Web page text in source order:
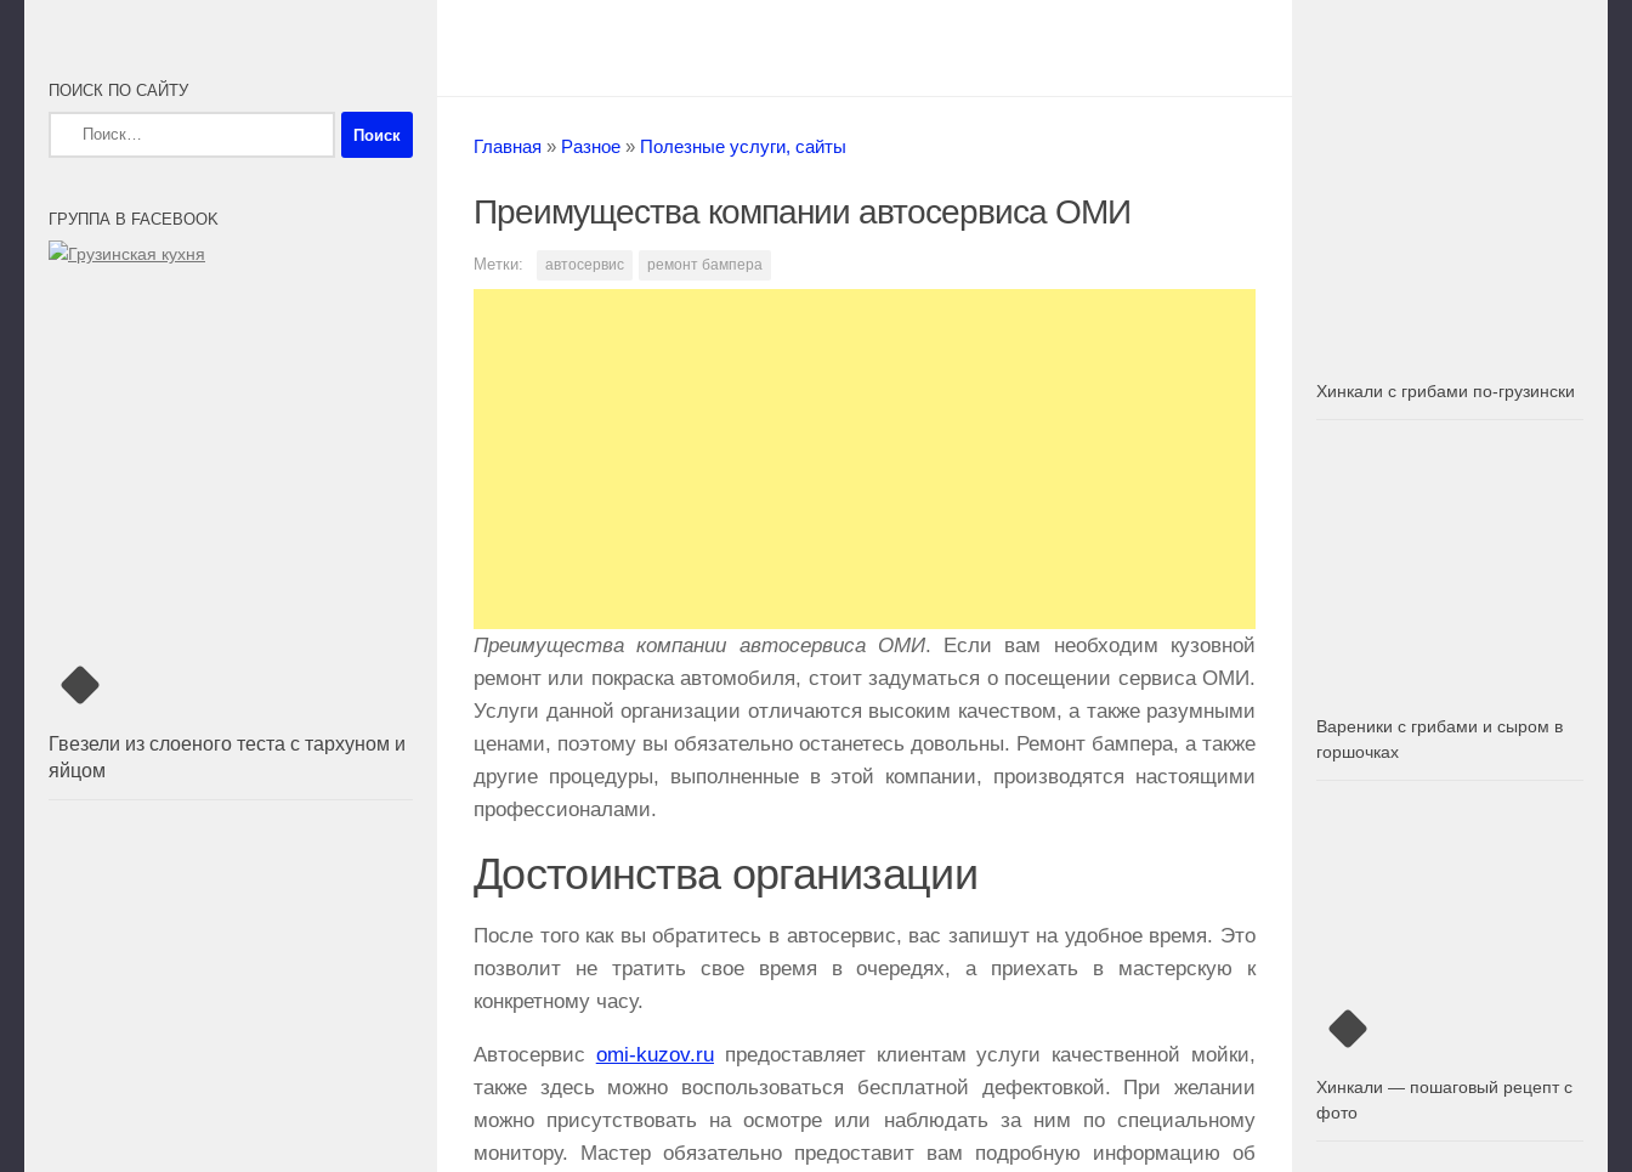
Главная » Разное » Полезные услуги, сайты
Преимущества компании автосервиса ОМИ
Метки: автосервис ремонт бампера
Преимущества компании автосервиса ОМИ. Если вам необходим кузовной
ремонт или покраска автомобиля, стоит задуматься о посещении сервиса ОМИ.
Услуги данной организации отличаются высоким качеством, а также разумными
ценами, поэтому вы обязательно останетесь довольны. Ремонт бампера, а также
другие процедуры, выполненные в этой компании, производятся настоящими
профессионалами.
Достоинства организации
После того как вы обратитесь в автосервис, вас запишут на удобное время. Это
позволит не тратить свое время в очередях, а приехать в мастерскую к
конкретному часу.
Автосервис omi-kuzov.ruпредоставляет клиентам услуги качественной мойки,
также здесь можно воспользоваться бесплатной дефектовкой. При желании
можно присутствовать на осмотре или наблюдать за ним по специальному
монитору. Мастер обязательно предоставит вам подробную информацию об
ПОИСК ПО САЙТУ
Найти:
ГРУППА В FACEBOOK
Гвезели из слоеного теста с тархуном и
яйцом
Хинкали с грибами по-грузински
Вареники с грибами и сыром в
горшочках
Хинкали — пошаговый рецепт с
фото